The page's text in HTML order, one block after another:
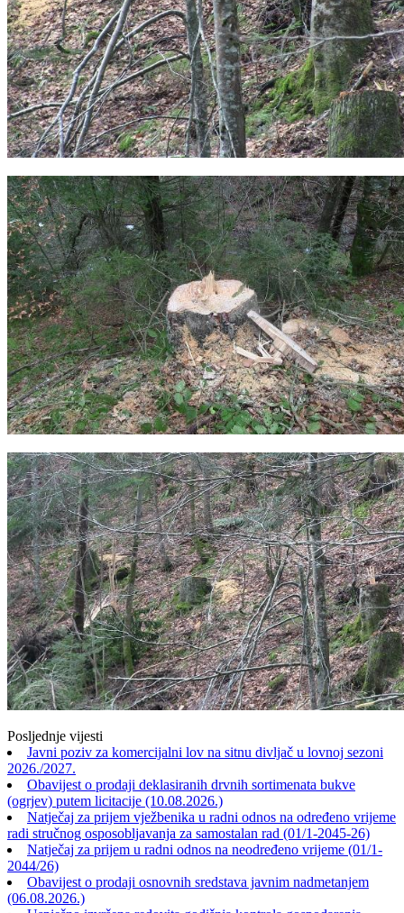
Posljednje vijesti
Javni poziv za komercijalni lov na sitnu divljač u lovnoj sezoni
2026./2027.
Obavijest o prodaji deklasiranih drvnih sortimenata bukve
(ogrjev) putem licitacije (10.08.2026.)
Natječaj za prijem vježbenika u radni odnos na određeno vrijeme
radi stručnog osposobljavanja za samostalan rad (01/1-2045-26)
Natječaj za prijem u radni odnos na neodređeno vrijeme (01/1-
2044/26)
Obavijest o prodaji osnovnih sredstava javnim nadmetanjem
(06.08.2026.)